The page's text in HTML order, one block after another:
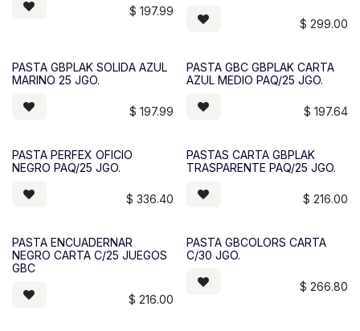
$ 197.99
$ 299.00
PASTA GBPLAK SOLIDA AZUL
MARINO 25 JGO.
$ 197.99
PASTA GBC GBPLAK CARTA
AZUL MEDIO PAQ/25 JGO.
$ 197.64
PASTA PERFEX OFICIO
NEGRO PAQ/25 JGO.
$ 336.40
PASTAS CARTA GBPLAK
TRASPARENTE PAQ/25 JGO.
$ 216.00
PASTA ENCUADERNAR
NEGRO CARTA C/25 JUEGOS
GBC
$ 216.00
PASTA GBCOLORS CARTA
C/30 JGO.
$ 266.80